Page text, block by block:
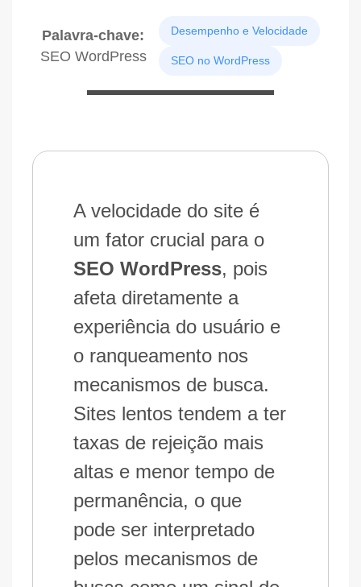
Palavra-chave:
SEO WordPress
Desempenho e Velocidade
SEO no WordPress
A velocidade do site é
um fator crucial para o
SEO WordPress, pois
afeta diretamente a
experiência do usuário e
o ranqueamento nos
mecanismos de busca.
Sites lentos tendem a ter
taxas de rejeição mais
altas e menor tempo de
permanência, o que
pode ser interpretado
pelos mecanismos de